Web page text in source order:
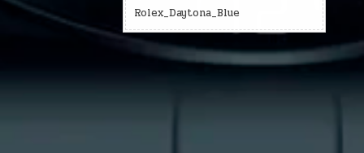
Rolex_Daytona_Blue